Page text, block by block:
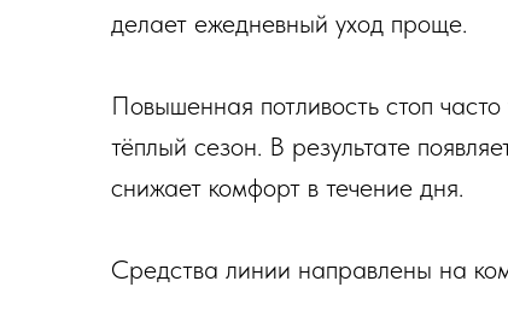
делает ежедневный уход проще.
Повышенная потливость стоп
тёплый сезон. В результате
снижает комфорт в течение дня.
Средства линии направлены на